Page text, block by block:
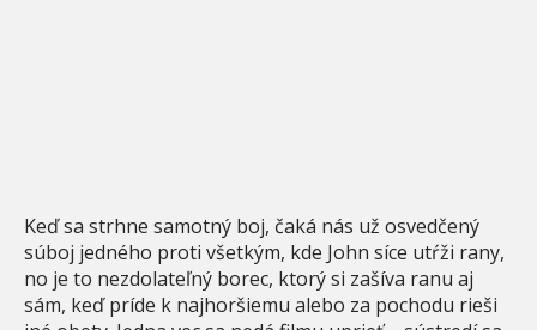
Keď sa strhne samotný boj, čaká nás už osvedčený
súboj jedného proti všetkým, kde John síce utŕži rany,
no je to nezdolateľný borec, ktorý si zašíva ranu aj
sám, keď príde k najhoršiemu alebo za pochodu rieši